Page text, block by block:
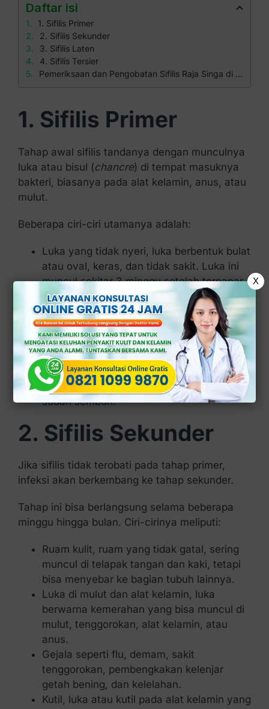
Daftar isi
1. Sifilis Primer
2. Sifilis Sekunder
3. Sifilis Laten
4. Sifilis Tersier
Pemeriksaan dan Pengobatan Sifilis Raja Singa di Klinik Apollo
1. Sifilis Primer
Tahap awal sifilis tandanya dengan munculnya
luka atau bisul (chancre) di tempat masuknya
bakteri, biasanya pada alat kelamin, anus, atau
mulut.
Beberapa ciri-ciri utamanya adalah:
Luka yang tidak nyeri, luka berbentuk bulat
atau oval, keras, dan tidak sakit. Luka ini
muncul sekitar 3 minggu setelah terpapar
bakteri.
Pembengkakan kelenjar getah bening di
sekitar area yang terinfeksi bisa
membengkak dan terasa keras.
Luka menghilang, luka akan sembuh
dengan sendirinya dalam waktu 3 hingga 6
minggu, namun ini bukan berarti infeksi
sudah sembuh.
2. Sifilis Sekunder
Jika sifilis tidak terobati pada tahap primer,
infeksi akan berkembang ke tahap sekunder.
Tahap ini bisa berlangsung selama beberapa
minggu hingga bulan. Ciri-cirinya meliputi:
Ruam kulit, ruam yang tidak gatal, sering
muncul di telapak tangan dan kaki, tetapi
bisa menyebar ke bagian tubuh lainnya.
Luka di mulut dan alat kelamin, luka
berwarna kemerahan yang bisa muncul di
mulut, tenggorokan, alat kelamin, atau
anus.
Gejala seperti flu, demam, sakit
tenggorokan, pembengkakan kelenjar
getah bening, dan kelelahan.
Kutil, luka atau kutil pada alat kelamin yang
X